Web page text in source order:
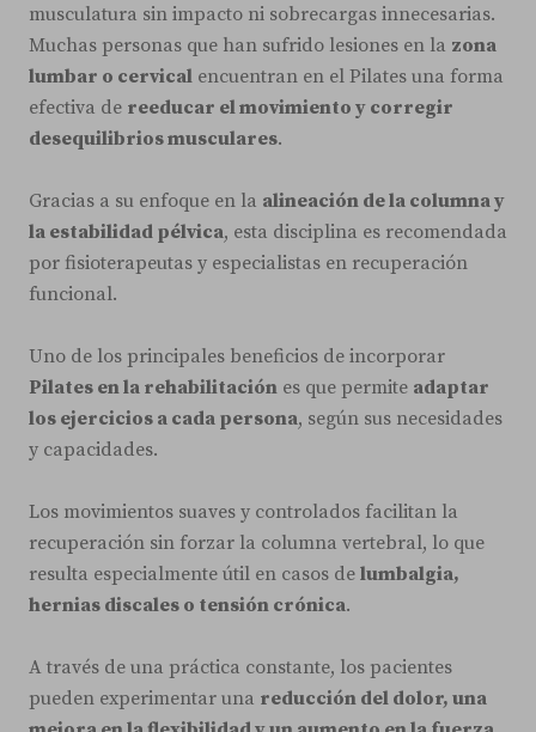
musculatura sin impacto ni sobrecargas innecesarias.
Muchas personas que han sufrido lesiones en la zona
lumbar o cervical encuentran en el Pilates una forma
efectiva de reeducar el movimiento y corregir
desequilibrios musculares.
Gracias a su enfoque en la alineación de la columna y
la estabilidad pélvica, esta disciplina es recomendada
por fisioterapeutas y especialistas en recuperación
funcional.
Uno de los principales beneficios de incorporar
Pilates en la rehabilitación es que permite adaptar
los ejercicios a cada persona, según sus necesidades
y capacidades.
Los movimientos suaves y controlados facilitan la
recuperación sin forzar la columna vertebral, lo que
resulta especialmente útil en casos de lumbalgia,
hernias discales o tensión crónica.
A través de una práctica constante, los pacientes
pueden experimentar una reducción del dolor, una